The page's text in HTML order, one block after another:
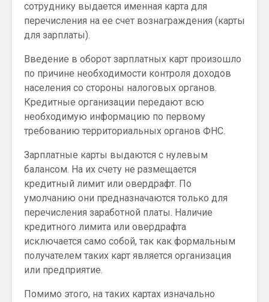
сотруднику выдается именная карта для
перечисления на ее счет вознаграждения (карты
для зарплаты).
Введение в оборот зарплатных карт произошло
по причине необходимости контроля доходов
населения со стороны налоговых органов.
Кредитные организации передают всю
необходимую информацию по первому
требованию территориальных органов ФНС.
Зарплатные карты выдаются с нулевым
балансом. На их счету не размещается
кредитный лимит или овердрафт. По
умолчанию они предназначаются только для
перечисления заработной платы. Наличие
кредитного лимита или овердрафта
исключается само собой, так как формальным
получателем таких карт является организация
или предприятие.
Помимо этого, на таких картах изначально